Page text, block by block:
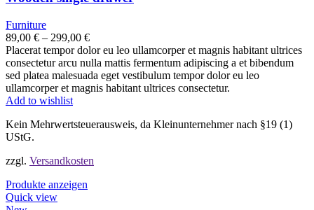
Furniture
89,00 € – 299,00 €
Placerat tempor dolor eu leo ullamcorper et magnis habitant ultrices
consectetur arcu nulla mattis fermentum adipiscing a et bibendum
sed platea malesuada eget vestibulum tempor dolor eu leo
ullamcorper et magnis habitant ultrices consectetur.
Add to wishlist
Kein Mehrwertsteuerausweis, da Kleinunternehmer nach §19 (1)
UStG.
zzgl. Versandkosten
Produkte anzeigen
Quick view